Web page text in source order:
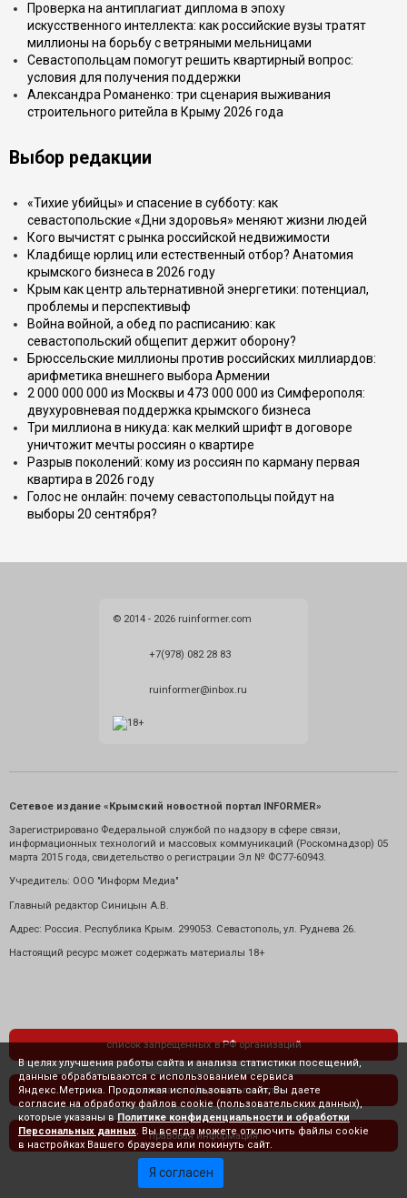
Проверка на антиплагиат диплома в эпоху
искусственного интеллекта: как российские вузы тратят
миллионы на борьбу с ветряными мельницами
Севастопольцам помогут решить квартирный вопрос:
условия для получения поддержки
Александра Романенко: три сценария выживания
строительного ритейла в Крыму 2026 года
Выбор редакции
«Тихие убийцы» и спасение в субботу: как
севастопольские «Дни здоровья» меняют жизни людей
Кого вычистят с рынка российской недвижимости
Кладбище юрлиц или естественный отбор? Анатомия
крымского бизнеса в 2026 году
Крым как центр альтернативной энергетики: потенциал,
проблемы и перспективыф
Война войной, а обед по расписанию: как
севастопольский общепит держит оборону?
Брюссельские миллионы против российских миллиардов:
арифметика внешнего выбора Армении
2 000 000 000 из Москвы и 473 000 000 из Симферополя:
двухуровневая поддержка крымского бизнеса
Три миллиона в никуда: как мелкий шрифт в договоре
уничтожит мечты россиян о квартире
Разрыв поколений: кому из россиян по карману первая
квартира в 2026 году
Голос не онлайн: почему севастопольцы пойдут на
выборы 20 сентября?
© 2014 - 2026 ruinformer.com
+7(978) 082 28 83
ruinformer@inbox.ru
Сетевое издание «Крымский новостной портал INFORMER»
Зарегистрировано Федеральной службой по надзору в сфере связи,
информационных технологий и массовых коммуникаций (Роскомнадзор) 05
марта 2015 года, свидетельство о регистрации Эл № ФС77-60943.
Учредитель: ООО "Информ Медиа"
Главный редактор Синицын А.В.
Адрес: Россия. Республика Крым. 299053. Севастополь, ул. Руднева 26.
Настоящий ресурс может содержать материалы 18+
список запрещенных в РФ организаций
политика конфиденциальности
правовая информация
В целях улучшения работы сайта и анализа статистики посещений,
данные обрабатываются с использованием сервиса
Яндекс.Метрика. Продолжая использовать сайт, Вы даете
согласие на обработку файлов cookie (пользовательских данных),
которые указаны в Политике конфиденциальности и обработки
Персональных данных . Вы всегда можете отключить файлы cookie
в настройках Вашего браузера или покинуть сайт.
Я согласен